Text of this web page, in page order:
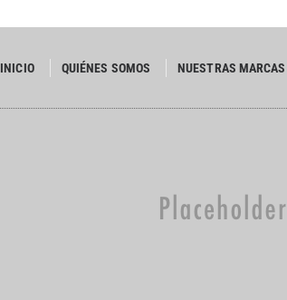
INICIO QUIÉNES SOMOS NUESTRAS MARCAS